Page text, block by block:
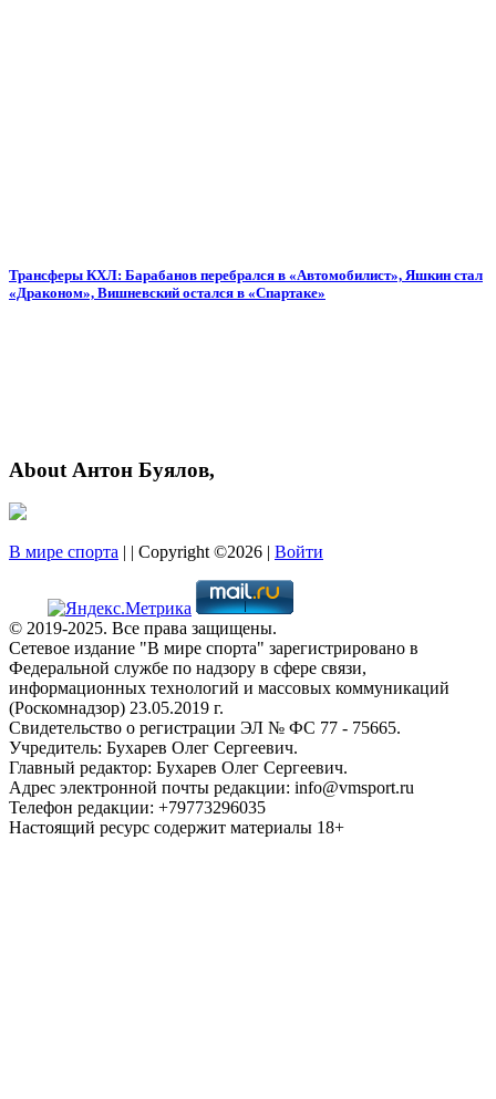
Трансферы КХЛ: Барабанов перебрался в «Автомобилист», Яшкин стал
«Драконом», Вишневский остался в «Спартаке»
About Антон Буялов,
В мире спорта | | Copyright ©2026 | Войти
© 2019-2025. Все права защищены.
Сетевое издание "В мире спорта" зарегистрировано в
Федеральной службе по надзору в сфере связи,
информационных технологий и массовых коммуникаций
(Роскомнадзор) 23.05.2019 г.
Свидетельство о регистрации ЭЛ № ФС 77 - 75665.
Учредитель: Бухарев Олег Сергеевич.
Главный редактор: Бухарев Олег Сергеевич.
Адрес электронной почты редакции: info@vmsport.ru
Телефон редакции: +79773296035
Настоящий ресурс содержит материалы 18+